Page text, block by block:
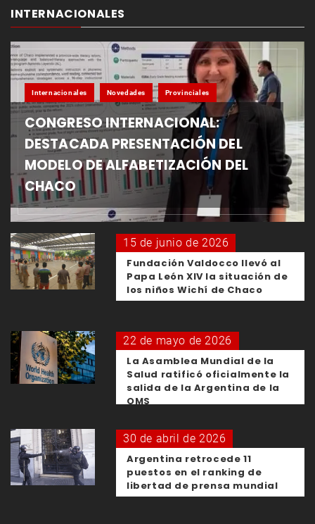
INTERNACIONALES
Internacionales Novedades Provinciales
CONGRESO INTERNACIONAL:
DESTACADA PRESENTACIÓN DEL
MODELO DE ALFABETIZACIÓN DEL
CHACO
15 de junio de 2026
Fundación Valdocco llevó al
Papa León XIV la situación de
los niños Wichí de Chaco
22 de mayo de 2026
La Asamblea Mundial de la
Salud ratificó oficialmente la
salida de la Argentina de la
OMS
30 de abril de 2026
Argentina retrocede 11
puestos en el ranking de
libertad de prensa mundial